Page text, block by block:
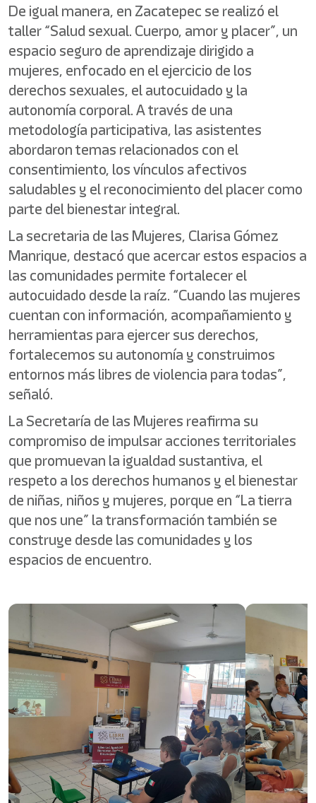
De igual manera, en Zacatepec se realizó el
taller “Salud sexual. Cuerpo, amor y placer”, un
espacio seguro de aprendizaje dirigido a
mujeres, enfocado en el ejercicio de los
derechos sexuales, el autocuidado y la
autonomía corporal. A través de una
metodología participativa, las asistentes
abordaron temas relacionados con el
consentimiento, los vínculos afectivos
saludables y el reconocimiento del placer como
parte del bienestar integral.
La secretaria de las Mujeres, Clarisa Gómez
Manrique, destacó que acercar estos espacios a
las comunidades permite fortalecer el
autocuidado desde la raíz. “Cuando las mujeres
cuentan con información, acompañamiento y
herramientas para ejercer sus derechos,
fortalecemos su autonomía y construimos
entornos más libres de violencia para todas”,
señaló.
La Secretaría de las Mujeres reafirma su
compromiso de impulsar acciones territoriales
que promuevan la igualdad sustantiva, el
respeto a los derechos humanos y el bienestar
de niñas, niños y mujeres, porque en “La tierra
que nos une” la transformación también se
construye desde las comunidades y los
espacios de encuentro.